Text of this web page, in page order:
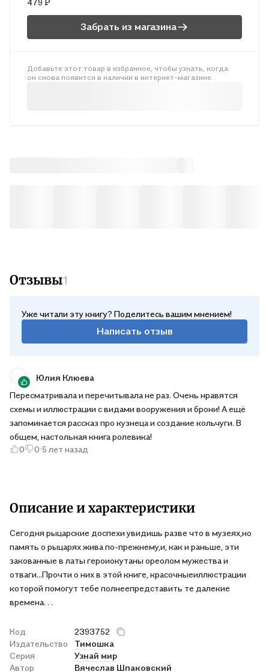
Забрать из магазина
Добавьте этот товар в избранное, чтобы узнать, когда
он снова появится в наличии в интернет-магазине.
Отзывы1
Уже читали эту книгу? Поделитесь вашим мнением!
Написать отзыв
Юлия Клюева
Пересматривала и перечитывала не раз. Очень нравятся
схемы и иллюстрации с видами вооружения и брони! А ещё
запоминается рассказ про кузнеца и создание кольчуги. В
общем, настольная книга ролевика!
0
0 5 лет назад
Описание и характеристики
Сегодня рыцарские доспехи увидишь разве что в музеях,но
память о рыцарях жива по-прежнему,и, как и раньше, эти
закованные в латы героиокутаны ореолом мужества и
отваги...Прочти о них в этой книге, красочныеиллюстрации
которой помогут тебе полнеепредставить те далекие
времена. . .
Код
2393752
Издательство
Тимошка
Серия
Узнай мир
Автор
Вячеслав Шпаковский